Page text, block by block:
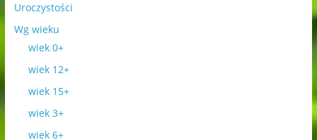
Uroczystości
Wg wieku
wiek 0+
wiek 12+
wiek 15+
wiek 3+
wiek 6+